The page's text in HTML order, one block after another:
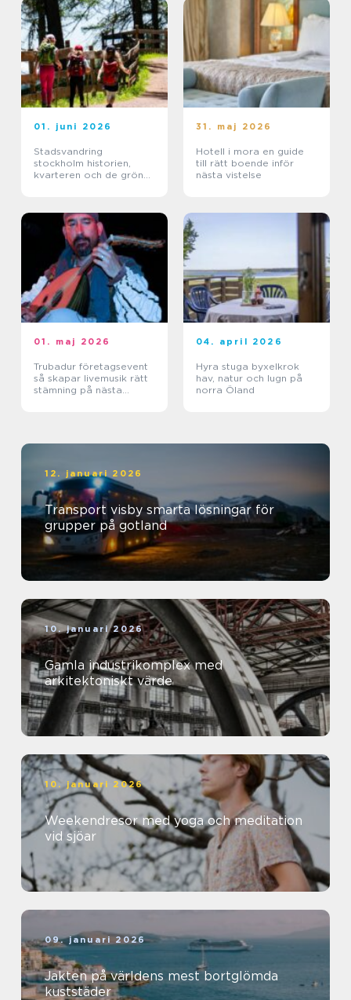
01. juni 2026
Stadsvandring
stockholm historien,
kvarteren och de gröna
31. maj 2026
Hotell i mora en guide
till rätt boende inför
nästa vistelse
01. maj 2026
Trubadur företagsevent
så skapar livemusik rätt
stämning på nästa
04. april 2026
Hyra stuga byxelkrok
hav, natur och lugn på
norra Öland
12. januari 2026
Transport visby smarta lösningar för
grupper på gotland
10. januari 2026
Gamla industrikomplex med
arkitektoniskt värde
10. januari 2026
Weekendresor med yoga och meditation
vid sjöar
09. januari 2026
Jakten på världens mest bortglömda
kuststäder